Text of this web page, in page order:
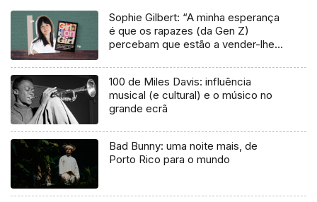
Sophie Gilbert: “A minha esperança
é que os rapazes (da Gen Z)
percebam que estão a vender-lhes
100 de Miles Davis: influência
musical (e cultural) e o músico no
grande ecrã
Bad Bunny: uma noite mais, de
Porto Rico para o mundo